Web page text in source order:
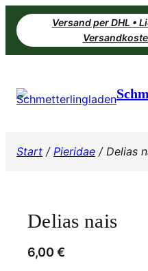
Zum
Inhalt
springen
Versand per DHL •
Start / Pieridae / Delias
Delias nais
6,00 €